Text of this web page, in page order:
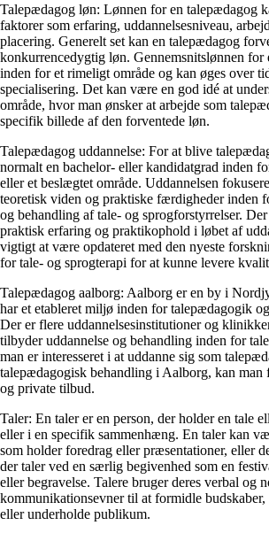
Talepædagog løn: Lønnen for en talepædagog
faktorer som erfaring, uddannelsesniveau,
placering. Generelt set kan en talepædagog
konkurrencedygtig løn. Gennemsnitslønnen
inden for et rimeligt område og kan øges over
specialisering. Det kan være en god idé at
område, hvor man ønsker at arbejde som
specifik billede af den forventede løn.
Talepædagog uddannelse: For at blive
normalt en bachelor- eller kandidatgrad inden
eller et beslægtet område. Uddannelsen
teoretisk viden og praktiske færdigheder inden
og behandling af tale- og sprogforstyrrelser.
praktisk erfaring og praktikophold i løbet af
vigtigt at være opdateret med den nyeste
for tale- og sprogterapi for at kunne levere
Talepædagog aalborg: Aalborg er en by i
har et etableret miljø inden for talepædagogik
Der er flere uddannelsesinstitutioner og
tilbyder uddannelse og behandling inden for
man er interesseret i at uddanne sig som
talepædagogisk behandling i Aalborg, kan man
og private tilbud.
Taler: En taler er en person, der holder en tale
eller i en specifik sammenhæng. En taler kan
som holder foredrag eller præsentationer, eller
der taler ved en særlig begivenhed som en
eller begravelse. Talere bruger deres verbal og
kommunikationsevner til at formidle
eller underholde publikum.